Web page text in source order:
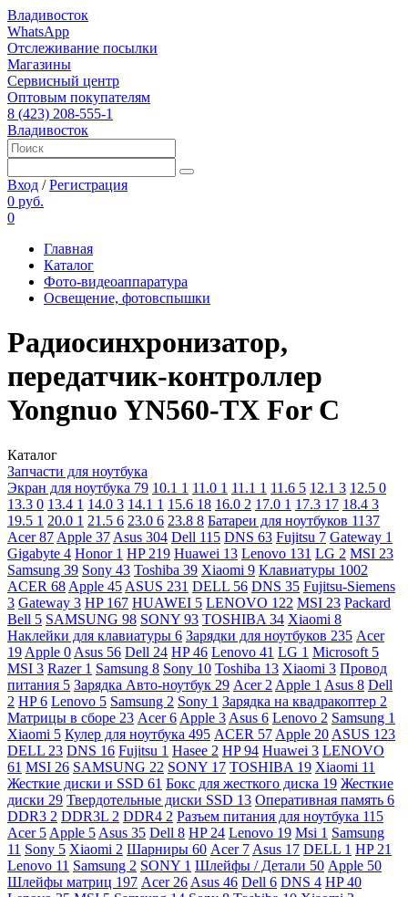
Владивосток
WhatsApp
Отслеживание посылки
Магазины
Сервисный центр
Оптовым покупателям
8 (423) 208-555-1
Владивосток
Вход /Регистрация
0 руб.
0
Главная
Каталог
Фото-видеоаппаратура
Освещение, фотовспышки
Радиосинхронизатор,
передатчик-контроллер
Yongnuo YN560-TX For C
Каталог
Запчасти для ноутбука
Экран для ноутбука 79 10.1 1 11.0 1 11.1 1 11.6 5 12.1 3 12.5 0
13.3 0 13.4 1 14.0 3 14.1 1 15.6 18 16.0 2 17.0 1 17.3 17 18.4 3
19.5 1 20.0 1 21.5 6 23.0 6 23.8 8 Батареи для ноутбуков 1137
Acer87 Apple 37 Asus 304 Dell 115 DNS 63 Fujitsu 7 Gateway 1
Gigabyte 4 Honor 1 HP 219 Huawei 13 Lenovo 131 LG 2 MSI 23
Samsung 39 Sony 43 Toshiba 39 Xiaomi 9 Клавиатуры 1002
ACER 68 Apple 45 ASUS 231 DELL 56 DNS 35 Fujitsu-Siemens
3 Gateway 3 HP 167 HUAWEI 5 LENOVO 122 MSI 23 Packard
Bell 5 SAMSUNG 98 SONY 93 TOSHIBA 34 Xiaomi 8
Наклейки для клавиатуры 6 Зарядки для ноутбуков 235 Acer
19 Apple 0 Asus 56 Dell 24 HP46 Lenovo 41 LG 1 Microsoft 5
MSI 3 Razer 1 Samsung 8 Sony 10 Toshiba 13 Xiaomi 3 Провод
питания 5 Зарядка Авто-ноутбук 29 Acer 2 Apple 1 Asus 8 Dell
2 HP6 Lenovo 5 Samsung 2 Sony 1 Зарядка на квадракоптер 2
Матрицы в сборе 23 Acer6 Apple 3 Asus 6 Lenovo 2 Samsung 1
Xiaomi 5 Кулер для ноутбука 495 ACER 57 Apple 20 ASUS 123
DELL 23 DNS 16 Fujitsu 1 Hasee 2 HP94 Huawei 3 LENOVO
61 MSI 26 SAMSUNG 22 SONY 17 TOSHIBA 19 Xiaomi 11
Жесткие диски и SSD 61 Бокс для жесткого диска 19 Жесткие
диски 29 Твердотельные диски SSD 13 Оперативная память 6
DDR3 2 DDR3L 2 DDR4 2 Разъем питания для ноутбука 115
Acer 5 Apple 5 Asus 35 Dell 8 HP 24 Lenovo 19 Msi 1 Samsung
11 Sony 5 Xiaomi 2 Шарниры 60 Acer 7 Asus 17 DELL 1 HP 21
Lenovo 11 Samsung 2 SONY 1 Шлейфы / Детали 50 Apple 50
Шлейфы матриц 197 Acer 26 Asus 46 Dell 6 DNS 4 HP40